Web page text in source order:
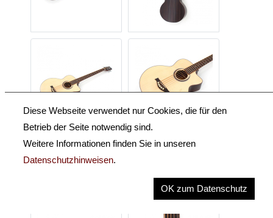
Diese Webseite verwendet nur Cookies, die für den
Betrieb der Seite notwendig sind.
Weitere Informationen finden Sie in unseren
Datenschutzhinweisen.
OK zum Datenschutz